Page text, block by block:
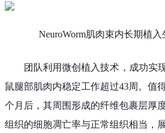
NeuroWorm肌肉束内长期植
团队利用微创植入技术，成功实
鼠腿部肌肉内稳定工作超过43周。值
个月后，其周围形成的纤维包裹层厚
组织的细胞凋亡率与正常组织相当，